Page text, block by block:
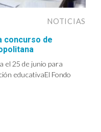
NOTICIAS
concurso de
el 25 de junio para
educativaEl Fondo